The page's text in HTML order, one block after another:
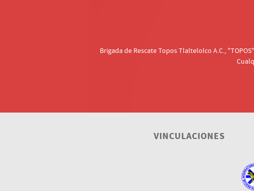
Brigada de Rescate Topos Tlaltelolco A.C.,
VINCULACIONES